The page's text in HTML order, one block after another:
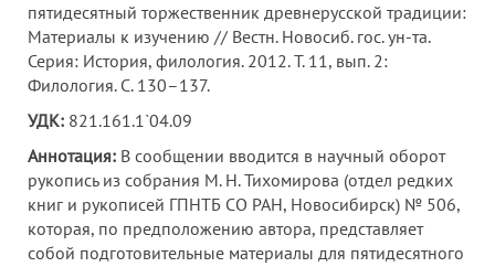
пятидесятный торжественник древнерусской традиции:
Материалы к изучению // Вестн. Новосиб. гос. ун-та.
Серия: История, филология. 2012. Т. 11, вып. 2:
Филология. С. 130–137.
УДК: 821.161.1`04.09
Аннотация: В сообщении вводится в научный оборот
рукопись из собрания М. Н. Тихомирова (отдел редких
книг и рукописей ГПНТБ СО РАН, Новосибирск) № 506,
которая, по предположению автора, представляет
собой подготовительные материалы для пятидесятного